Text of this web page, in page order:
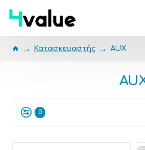
Κατασκευαστής AUX
0